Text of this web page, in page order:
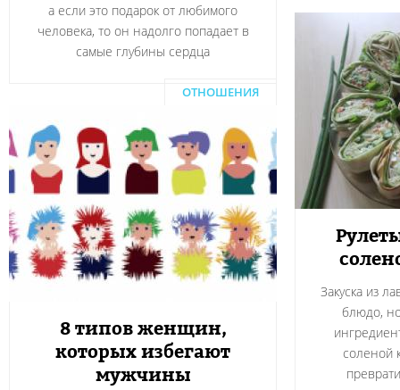
а если это подарок от любимого
человека, то он надолго попадает в
самые глубины сердца
Закуска из
блюдо,
соленой
ОТНОШЕНИЯ
8 типов женщин,
которых избегают
мужчины